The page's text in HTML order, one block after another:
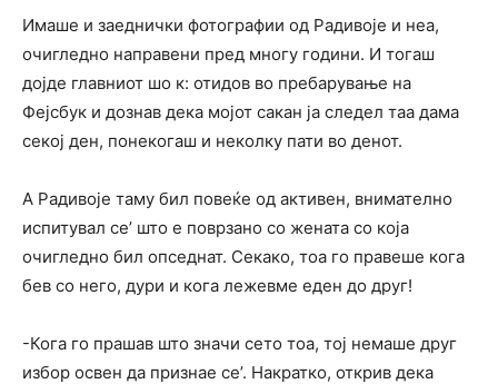
Имаше и заеднички фотографии од Радивоје и неа,
очигледно направени пред многу години. И тогаш
дојде главниот шо к: отидов во пребарување на
Фејсбук и дознав дека мојот сакан ја следел таа дама
секој ден, понекогаш и неколку пати во денот.
А Радивоје таму бил повеќе од активен, внимателно
испитувал се’ што е поврзано со жената со која
очигледно бил опседнат. Секако, тоа го правеше кога
бев со него, дури и кога лежевме еден до друг!
-Кога го прашав што значи сето тоа, тој немаше друг
избор освен да признае се’. Накратко, открив дека